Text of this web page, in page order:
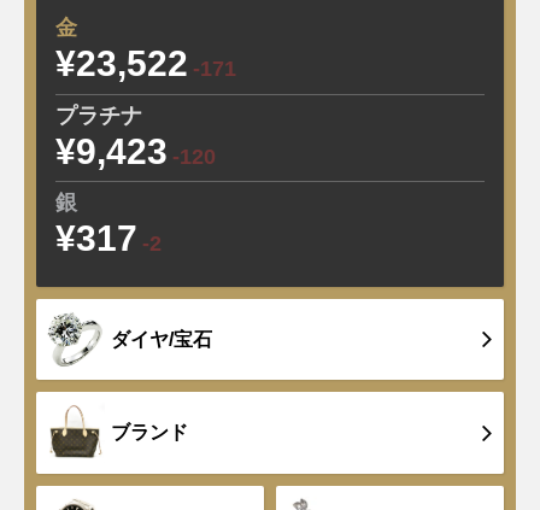
金
¥23,522 -171
プラチナ
¥9,423 -120
銀
¥317 -2
ダイヤ/宝石
ブランド